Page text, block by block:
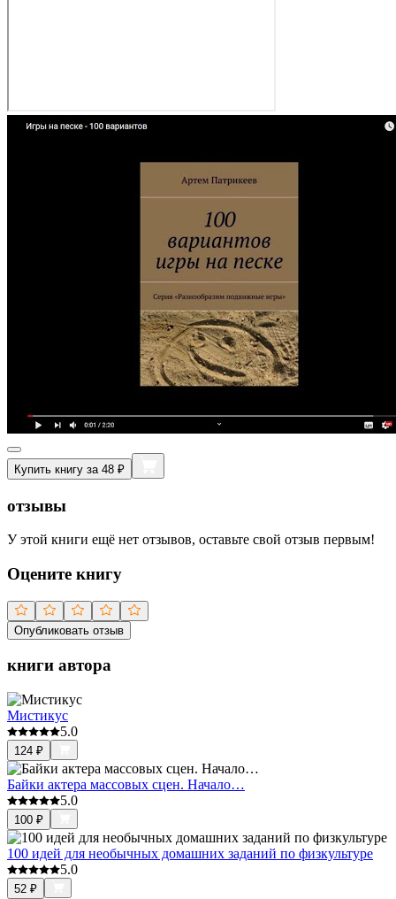
Купить книгу за 48 ₽
отзывы
У этой книги ещё нет отзывов, оставьте свой отзыв первым!
Оцените книгу
Опубликовать отзыв
книги автора
Мистикус
5.0
124 ₽
Байки актера массовых сцен. Начало…
5.0
100 ₽
100 идей для необычных домашних заданий по физкультуре
5.0
52 ₽